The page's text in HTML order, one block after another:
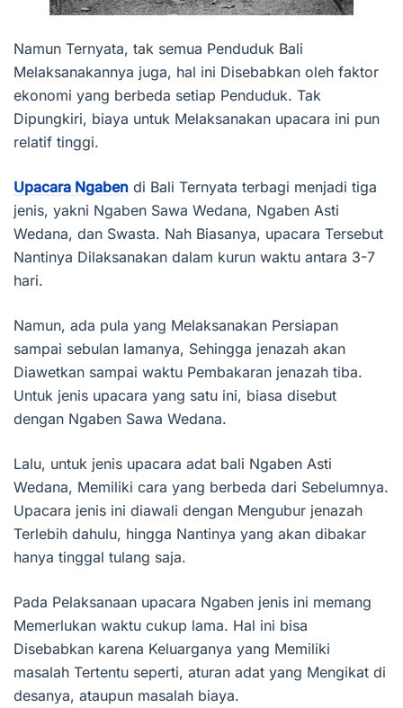
Namun Ternyata, tak semua Penduduk Bali
Melaksanakannya juga, hal ini Disebabkan oleh faktor
ekonomi yang berbeda setiap Penduduk. Tak
Dipungkiri, biaya untuk Melaksanakan upacara ini pun
relatif tinggi.
Upacara Ngaben di Bali Ternyata terbagi menjadi tiga
jenis, yakni Ngaben Sawa Wedana, Ngaben Asti
Wedana, dan Swasta. Nah Biasanya, upacara Tersebut
Nantinya Dilaksanakan dalam kurun waktu antara 3-7
hari.
Namun, ada pula yang Melaksanakan Persiapan
sampai sebulan lamanya, Sehingga jenazah akan
Diawetkan sampai waktu Pembakaran jenazah tiba.
Untuk jenis upacara yang satu ini, biasa disebut
dengan Ngaben Sawa Wedana.
Lalu, untuk jenis upacara adat bali Ngaben Asti
Wedana, Memiliki cara yang berbeda dari Sebelumnya.
Upacara jenis ini diawali dengan Mengubur jenazah
Terlebih dahulu, hingga Nantinya yang akan dibakar
hanya tinggal tulang saja.
Pada Pelaksanaan upacara Ngaben jenis ini memang
Memerlukan waktu cukup lama. Hal ini bisa
Disebabkan karena Keluarganya yang Memiliki
masalah Tertentu seperti, aturan adat yang Mengikat di
desanya, ataupun masalah biaya.